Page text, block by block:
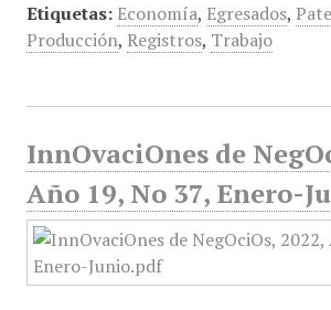
Etiquetas: Economía, Egresados,
Producción, Registros, Trabajo
InnOvaciOnes de
Año 19, No 37, Enero-